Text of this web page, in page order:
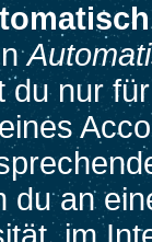
du nur
du an